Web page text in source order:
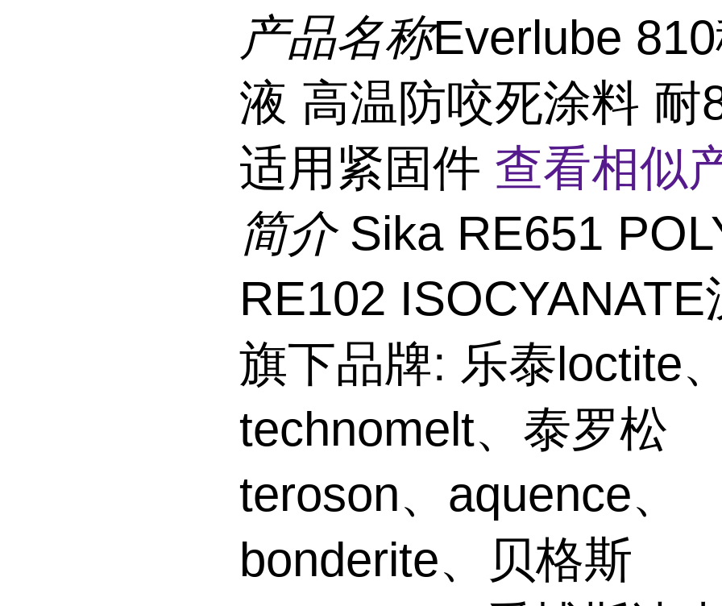
产品名称Everlube
液 高温防咬死涂料 耐
适用紧固件 查看相似
简介 Sika RE651
RE102 ISOCYANATE
旗下品牌: 乐泰loctite
technomelt、泰罗松
teroson、aquence、
bonderite、贝格斯